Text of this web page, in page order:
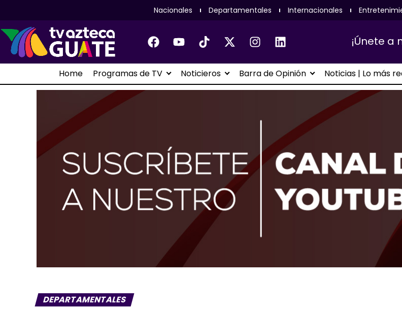
Nacionales Departamentales Internacionales
¡Únete a
Home Programas de TV Noticieros Barra de Opinión Noticias | Lo más
DEPARTAMENTALES